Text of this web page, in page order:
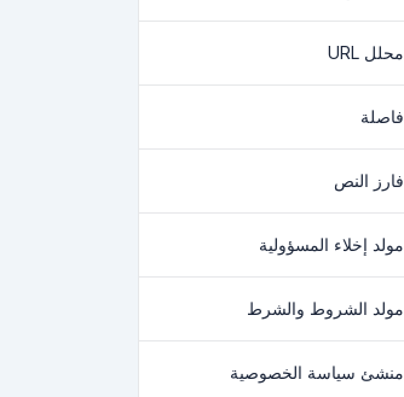
محلل URL
فاصلة
فارز النص
مولد إخلاء المسؤولية
مولد الشروط والشرط
منشئ سياسة الخصوصية